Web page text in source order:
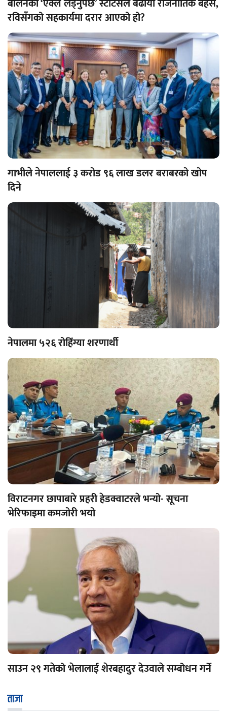
बालेनको ‘एक्लै लड्नुपर्छ’ स्टाटसले बढायो राजनीतिक बहस,
रविसँगको सहकार्यमा दरार आएको हो?
गाभीले नेपाललाई ३ करोड ९६ लाख डलर बराबरको खोप
दिने
नेपालमा ५२६ रोहिंग्या शरणार्थी
विराटनगर छापाबारे प्रहरी हेडक्वाटरले भन्यो- सूचना
भेरिफाइमा कमजोरी भयो
साउन २९ गतेको भेलालाई शेरबहादुर देउवाले सम्बोधन गर्ने
ताजा